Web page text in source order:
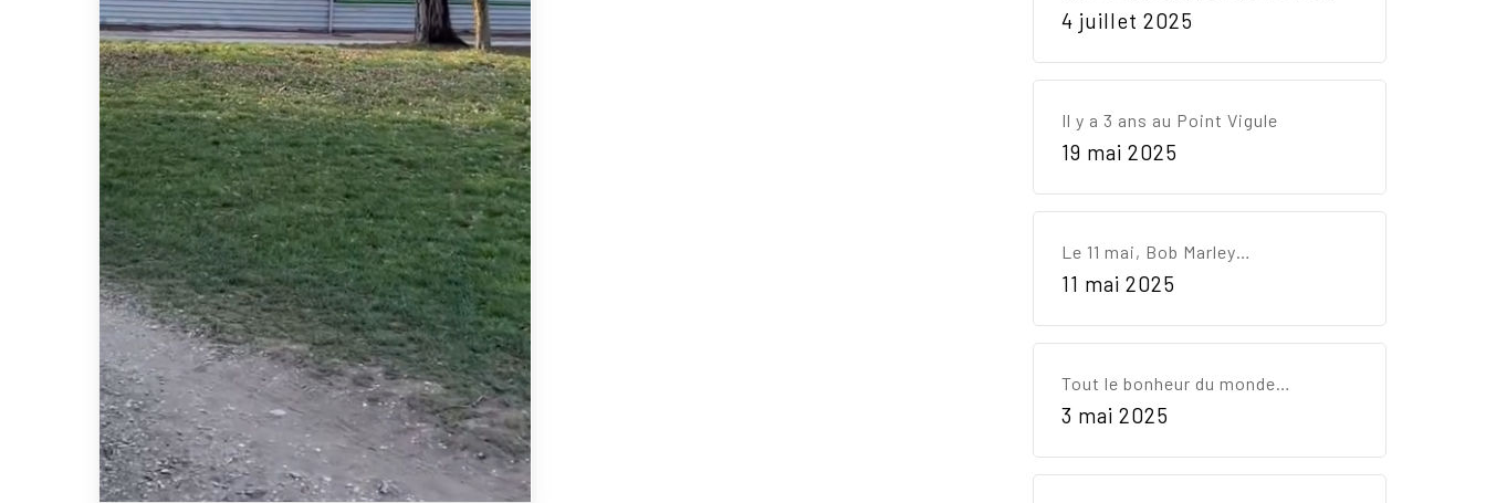
Go To Shop
4 juillet 2025
Il y a 3 ans au Point Vigule
19 mai 2025
Le 11 mai, Bob Marley…
11 mai 2025
Tout le bonheur du monde…
3 mai 2025